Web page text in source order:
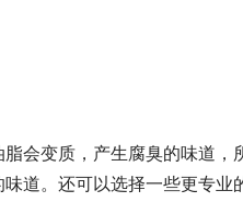
会变质，产生腐臭的味道，
道。还可以选择一些更专业